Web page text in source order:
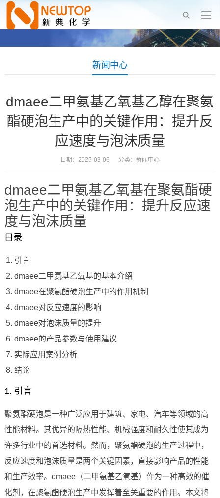
新闻中心
dmaee二甲氨基乙氧基乙醇在聚氨
酯硬泡生产中的关键作用：提升反
应速度与泡沫质量
日期：2025-03-06 分类： 新闻中心
dmaee二甲氨基乙氧基在聚氨酯硬
泡生产中的关键作用：提升反应速
度与泡沫质量
目录
引言
dmaee二甲氨基乙氧基的基本介绍
dmaee在聚氨酯硬泡生产中的作用机制
dmaee对反应速度的影响
dmaee对泡沫质量的提升
dmaee的产品参数与使用建议
实际应用案例分析
结论
1. 引言
聚氨酯硬泡是一种广泛应用于建筑、家电、汽车等领域的高
性能材料。其优异的隔热性能、机械强度和耐久性使其成为
许多行业中的首选材料。然而，聚氨酯硬泡的生产过程中，
反应速度和泡沫质量是两个关键因素，直接影响产品的性能
和生产效率。dmaee（二甲氨基乙氧基）作为一种高效的催
化剂，在聚氨酯硬泡生产中发挥着至关重要的作用。本文将